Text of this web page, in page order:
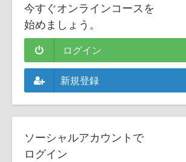
今すぐオンラインコースを
始めましょう。
ログイン
新規登録
ソーシャルアカウントで
ログイン